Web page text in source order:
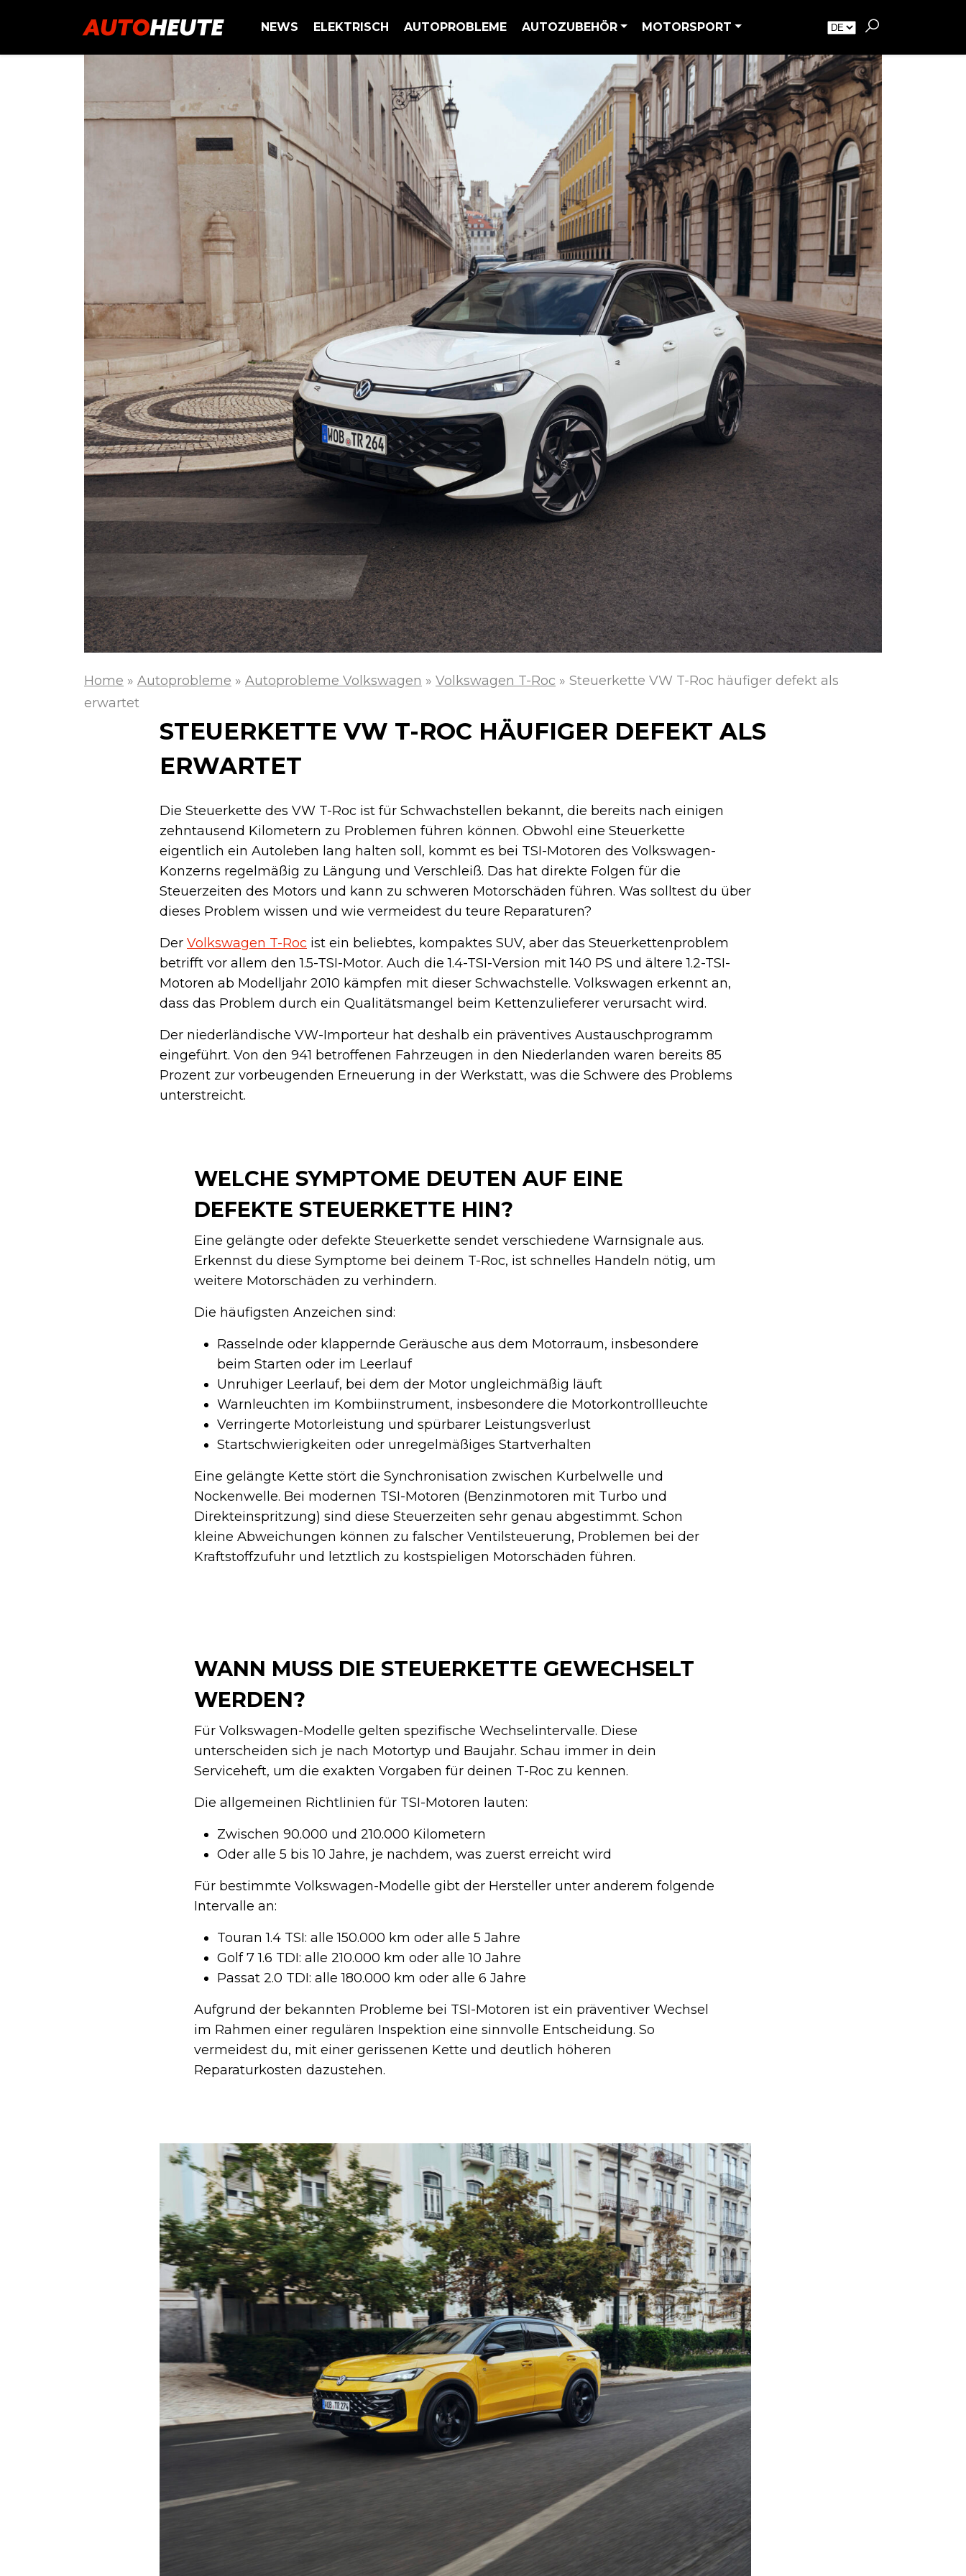
NEWS ELEKTRISCH AUTOPROBLEME AUTOZUBEHÖR MOTORSPORT
Home » Autoprobleme » Autoprobleme Volkswagen » Volkswagen T-Roc » Steuerkette VW T-Roc häufiger defekt als
erwartet
STEUERKETTE VW T-ROC HÄUFIGER DEFEKT ALS
ERWARTET
Die Steuerkette des VW T-Roc ist für Schwachstellen bekannt, die bereits nach einigen
zehntausend Kilometern zu Problemen führen können. Obwohl eine Steuerkette
eigentlich ein Autoleben lang halten soll, kommt es bei TSI-Motoren des Volkswagen-
Konzerns regelmäßig zu Längung und Verschleiß. Das hat direkte Folgen für die
Steuerzeiten des Motors und kann zu schweren Motorschäden führen. Was solltest du über
dieses Problem wissen und wie vermeidest du teure Reparaturen?
Der Volkswagen T-Roc ist ein beliebtes, kompaktes SUV, aber das Steuerkettenproblem
betrifft vor allem den 1.5-TSI-Motor. Auch die 1.4-TSI-Version mit 140 PS und ältere 1.2-TSI-
Motoren ab Modelljahr 2010 kämpfen mit dieser Schwachstelle. Volkswagen erkennt an,
dass das Problem durch ein Qualitätsmangel beim Kettenzulieferer verursacht wird.
Der niederländische VW-Importeur hat deshalb ein präventives Austauschprogramm
eingeführt. Von den 941 betroffenen Fahrzeugen in den Niederlanden waren bereits 85
Prozent zur vorbeugenden Erneuerung in der Werkstatt, was die Schwere des Problems
unterstreicht.
WELCHE SYMPTOME DEUTEN AUF EINE
DEFEKTE STEUERKETTE HIN?
Eine gelängte oder defekte Steuerkette sendet verschiedene Warnsignale aus.
Erkennst du diese Symptome bei deinem T-Roc, ist schnelles Handeln nötig, um
weitere Motorschäden zu verhindern.
Die häufigsten Anzeichen sind:
Rasselnde oder klappernde Geräusche aus dem Motorraum, insbesondere
beim Starten oder im Leerlauf
Unruhiger Leerlauf, bei dem der Motor ungleichmäßig läuft
Warnleuchten im Kombiinstrument, insbesondere die Motorkontrollleuchte
Verringerte Motorleistung und spürbarer Leistungsverlust
Startschwierigkeiten oder unregelmäßiges Startverhalten
Eine gelängte Kette stört die Synchronisation zwischen Kurbelwelle und
Nockenwelle. Bei modernen TSI-Motoren (Benzinmotoren mit Turbo und
Direkteinspritzung) sind diese Steuerzeiten sehr genau abgestimmt. Schon
kleine Abweichungen können zu falscher Ventilsteuerung, Problemen bei der
Kraftstoffzufuhr und letztlich zu kostspieligen Motorschäden führen.
WANN MUSS DIE STEUERKETTE GEWECHSELT
WERDEN?
Für Volkswagen-Modelle gelten spezifische Wechselintervalle. Diese
unterscheiden sich je nach Motortyp und Baujahr. Schau immer in dein
Serviceheft, um die exakten Vorgaben für deinen T-Roc zu kennen.
Die allgemeinen Richtlinien für TSI-Motoren lauten:
Zwischen 90.000 und 210.000 Kilometern
Oder alle 5 bis 10 Jahre, je nachdem, was zuerst erreicht wird
Für bestimmte Volkswagen-Modelle gibt der Hersteller unter anderem folgende
Intervalle an:
Touran 1.4 TSI: alle 150.000 km oder alle 5 Jahre
Golf 7 1.6 TDI: alle 210.000 km oder alle 10 Jahre
Passat 2.0 TDI: alle 180.000 km oder alle 6 Jahre
Aufgrund der bekannten Probleme bei TSI-Motoren ist ein präventiver Wechsel
im Rahmen einer regulären Inspektion eine sinnvolle Entscheidung. So
vermeidest du, mit einer gerissenen Kette und deutlich höheren
Reparaturkosten dazustehen.